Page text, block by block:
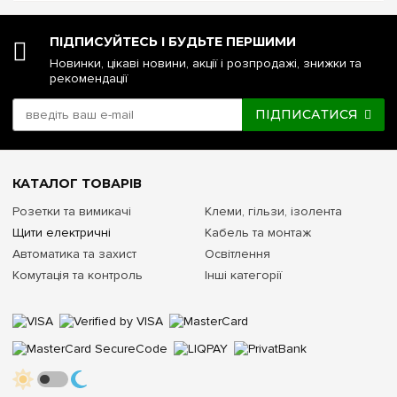
розбити складну трифазну схему за функціональними
Комплектація шинами заземлення
Клемні колодки PE+N входять до комплекту (для всіх
моделей)
Тип оглядових дверцят
Біла глуха або Прозора тонована пластикова
Дверцята відкриваються на 180°.
IP40, колір пластику — білий
Надійний захист модульних пристроїв від забруднень.
Лаконічний сучасний дизайн, який легко інтегрується в
ПІДПИСУЙТЕСЬ І БУДЬТЕ ПЕРШИМИ
Новинки, цікаві новини, акції і розпродажі, знижки та
рекомендації
ПІДПИСАТИСЯ
КАТАЛОГ ТОВАРІВ
Розетки та вимикачі
Щити електричні
Автоматика та захист
Комутація та контроль
Клеми, гільзи, ізолента
Кабель та монтаж
Освітлення
Інші категорії